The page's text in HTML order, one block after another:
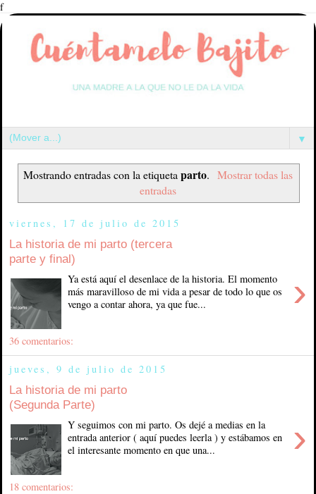
f
▼
Mostrando entradas con la etiquetaparto. Mostrar todas las
entradas
viernes, 17 de julio de 2015
La historia de mi parto (tercera
parte y final)
›
Ya está aquí el desenlace de la historia. El momento
más maravilloso de mi vida a pesar de todo lo que os
vengo a contar ahora, ya que fue...
36 comentarios:
jueves, 9 de julio de 2015
La historia de mi parto
(Segunda Parte)
›
Y seguimos con mi parto. Os dejé a medias en la
entrada anterior ( aquí puedes leerla ) y estábamos en
el interesante momento en que una...
18 comentarios: